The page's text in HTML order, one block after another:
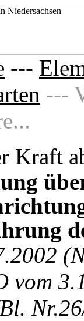
---
---
Kraft
vom